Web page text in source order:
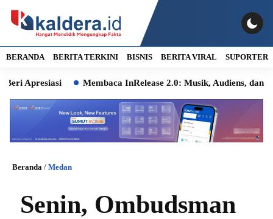
BERANDA BERITA TERKINI BISNIS BERITA VIRAL SUPORTER
Membaca InRelease 2.0: Musik, Audiens, dan
Beranda / Medan
Senin, Ombudsman